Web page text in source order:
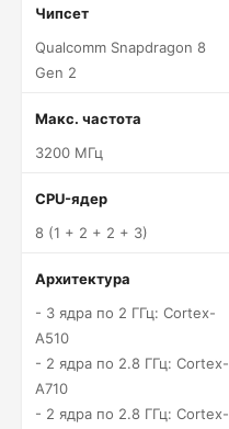
Чипсет
Qualcomm Snapdragon 8
Gen 2
Макс. частота
3200 МГц
CPU-ядер
8 (1 + 2 + 2 + 3)
Архитектура
- 3 ядра по 2 ГГц: Cortex-
A510
- 2 ядра по 2.8 ГГц: Cortex-
A710
- 2 ядра по 2.8 ГГц: Cortex-